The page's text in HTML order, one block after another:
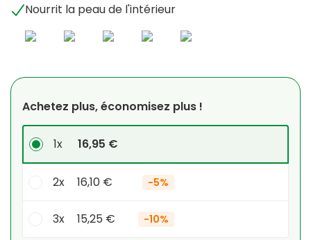
Nourrit la peau de l'intérieur
Achetez plus, économisez plus !
1x 16,95 €
2x 16,10 € -5%
3x 15,25 € -10%